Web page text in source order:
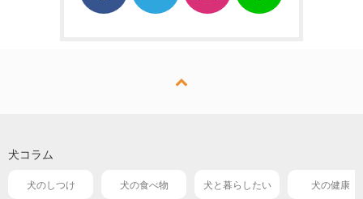
犬コラム
犬のしつけ 犬の食べ物 犬と暮らしたい 犬の健康